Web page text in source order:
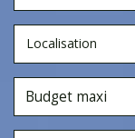
Localisation